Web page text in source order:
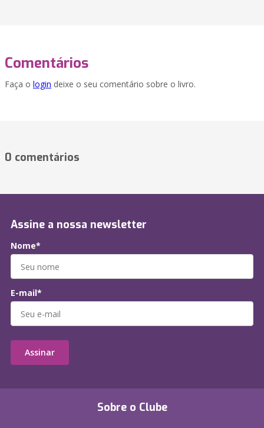
Comentários
Faça o login deixe o seu comentário sobre o livro.
0 comentários
Sobre o Clube
Assine a nossa newsletter
Nome*
E-mail*
Assinar